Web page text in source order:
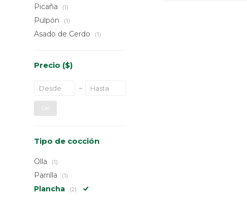
Picaña (1)
Pulpón (1)
Asado de Cerdo (1)
Precio ($)
OK
Tipo de cocción
Olla (1)
Parrilla (1)
Plancha (2)